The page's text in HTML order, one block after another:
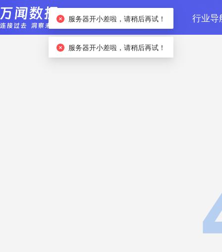
首页 数据检索 行业导
服务器开小差啦，请稍后再试！
服务器开小差啦，请稍后再试！